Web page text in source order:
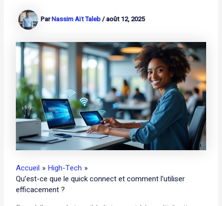
ParNassim Aït Taleb/août 12, 2025
Accueil
High-Tech
Qu’est-ce que le quick connect et comment l’utiliser
efficacement ?